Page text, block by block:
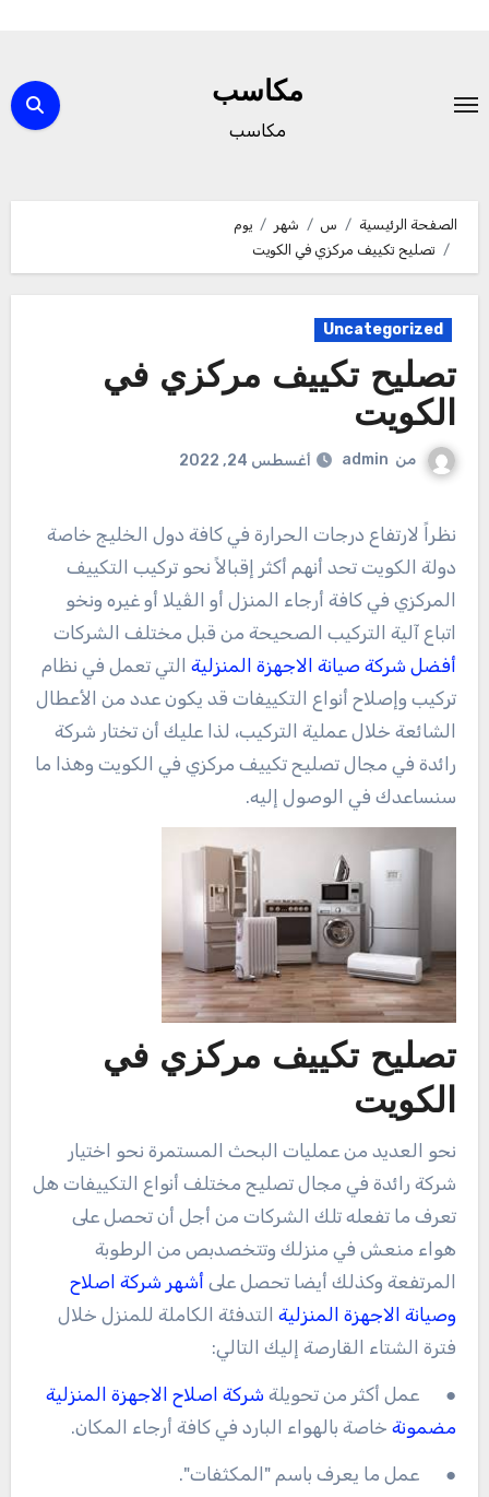
المحتوى
مكاسب
مكاسب
الصفحة الرئيسية س شهر
يوم
تصليح تكييف مركزي في الكويت
Uncategorized
تصليح تكييف مركزي في
الكويت
من admin أغسطس 24, 2022
نظراً لارتفاع درجات الحرارة في كافة دول الخليج خاصة
دولة الكويت تحد أنهم أكثر إقبالاً نحو تركيب التكييف
المركزي في كافة أرجاء المنزل أو الڤيلا أو غيره ونخو
اتباع آلية التركيب الصحيحة من قبل مختلف الشركات
أفضل شركة صيانة الاجهزة المنزليةالتي تعمل في نظام
تركيب وإصلاح أنواع التكييفات قد يكون عدد من الأعطال
الشائعة خلال عملية التركيب، لذا عليك أن تختار شركة
رائدة في مجال تصليح تكييف مركزي في الكويت وهذا ما
سنساعدك في الوصول إليه.
تصليح تكييف مركزي في
الكويت
نحو العديد من عمليات البحث المستمرة نحو اختيار
شركة رائدة في مجال تصليح مختلف أنواع التكييفات هل
تعرف ما تفعله تلك الشركات من أجل أن تحصل على
هواء منعش في منزلك وتتخصدبص من الرطوبة
المرتفعة وكذلك أيضا تحصل على أشهر شركة اصلاح
وصيانة الاجهزة المنزليةالتدفئة الكاملة للمنزل خلال
فترة الشتاء القارصة إليك التالي:
● عمل أكثر من تحويلة شركة اصلاح الاجهزة المنزلية
مضمونةخاصة بالهواء البارد في كافة أرجاء المكان.
● عمل ما يعرف باسم "المكثفات".